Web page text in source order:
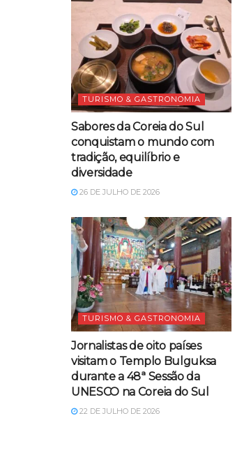
TURISMO & GASTRONOMIA
Sabores da Coreia do Sul
conquistam o mundo com
tradição, equilíbrio e
diversidade
26 DE JULHO DE 2026
TURISMO & GASTRONOMIA
Jornalistas de oito países
visitam o Templo Bulguksa
durante a 48ª Sessão da
UNESCO na Coreia do Sul
22 DE JULHO DE 2026